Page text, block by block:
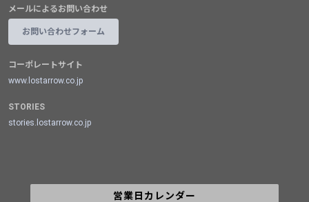
メールによるお問い合わせ
お問い合わせフォーム
コーポレートサイト
www.lostarrow.co.jp
STORIES
stories.lostarrow.co.jp
営業日カレンダー